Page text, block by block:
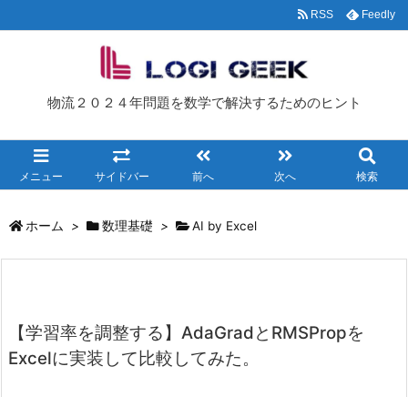
物流２０２４年問題を数学で解決するためのヒント
メニュー サイドバー 前へ 次へ 検索
RSS Feedly
ホーム > 数理基礎 > AI by Excel
【学習率を調整する】AdaGradとRMSPropを
Excelに実装して比較してみた。